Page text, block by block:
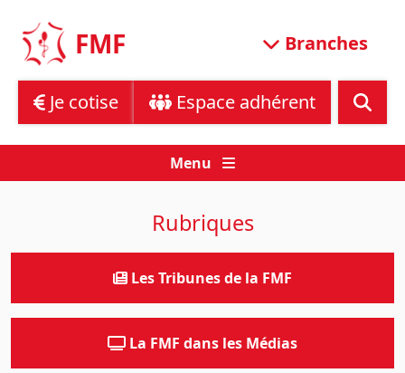
content
FMF Branches
Je cotise Espace adhérent
Menu
Rubriques
Les Tribunes de la FMF
La FMF dans les Médias